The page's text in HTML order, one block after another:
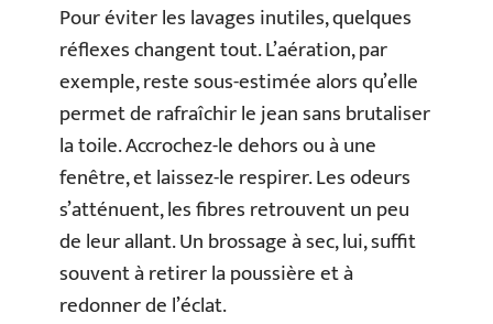
Pour éviter les lavages inutiles, quelques
réflexes changent tout. L’aération, par
exemple, reste sous-estimée alors qu’elle
permet de rafraîchir le jean sans brutaliser
la toile. Accrochez-le dehors ou à une
fenêtre, et laissez-le respirer. Les odeurs
s’atténuent, les fibres retrouvent un peu
de leur allant. Un brossage à sec, lui, suffit
souvent à retirer la poussière et à
redonner de l’éclat.